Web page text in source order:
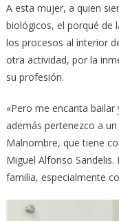
A esta mujer, a quien
biológicos, el porqué de
los procesos al interior
otra actividad, por la
su profesión.
«Pero me encanta
además pertenezco a
Malnombre, que tiene
Miguel Alfonso
familia, especialmente